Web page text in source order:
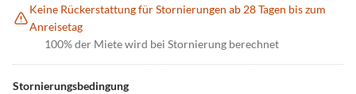
Keine Rückerstattung für Stornierungen ab 28 Tagen bis zum
Anreisetag
100% der Miete wird bei Stornierung berechnet
Stornierungsbedingung